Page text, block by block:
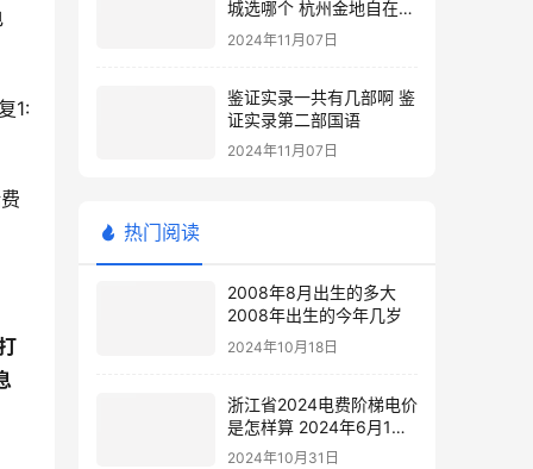
1:
城选哪个 杭州金地自在城
地址
2024年11月07日
鉴证实录一共有几部啊 鉴
证实录第二部国语
2024年11月07日
热门阅读
2008年8月出生的多大
2008年出生的今年几岁
2024年10月18日
浙江省2024电费阶梯电价
是怎样算 2024年6月1日
电费涨价
2024年10月31日